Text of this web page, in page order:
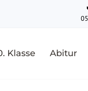
Klasse Abitur